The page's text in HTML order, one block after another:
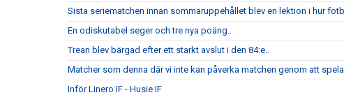
Sista seriematchen innan sommaruppehållet blev en lektion i hur
En odiskutabel seger och tre nya poäng..
Trean blev bärgad efter ett starkt avslut i den 84:e..
Matcher som denna där vi inte kan påverka matchen genom att
Inför Linero IF - Husie IF